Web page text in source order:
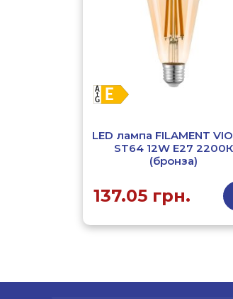
LED лампа FILAMENT
ST64 12W E27 2200К
(бронза)
137.05 грн.